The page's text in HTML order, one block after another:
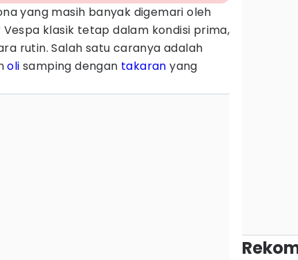
yang masih banyak digemari oleh
klasik tetap dalam kondisi prima,
rutin. Salah satu caranya adalah
oli samping dengan takaran yang